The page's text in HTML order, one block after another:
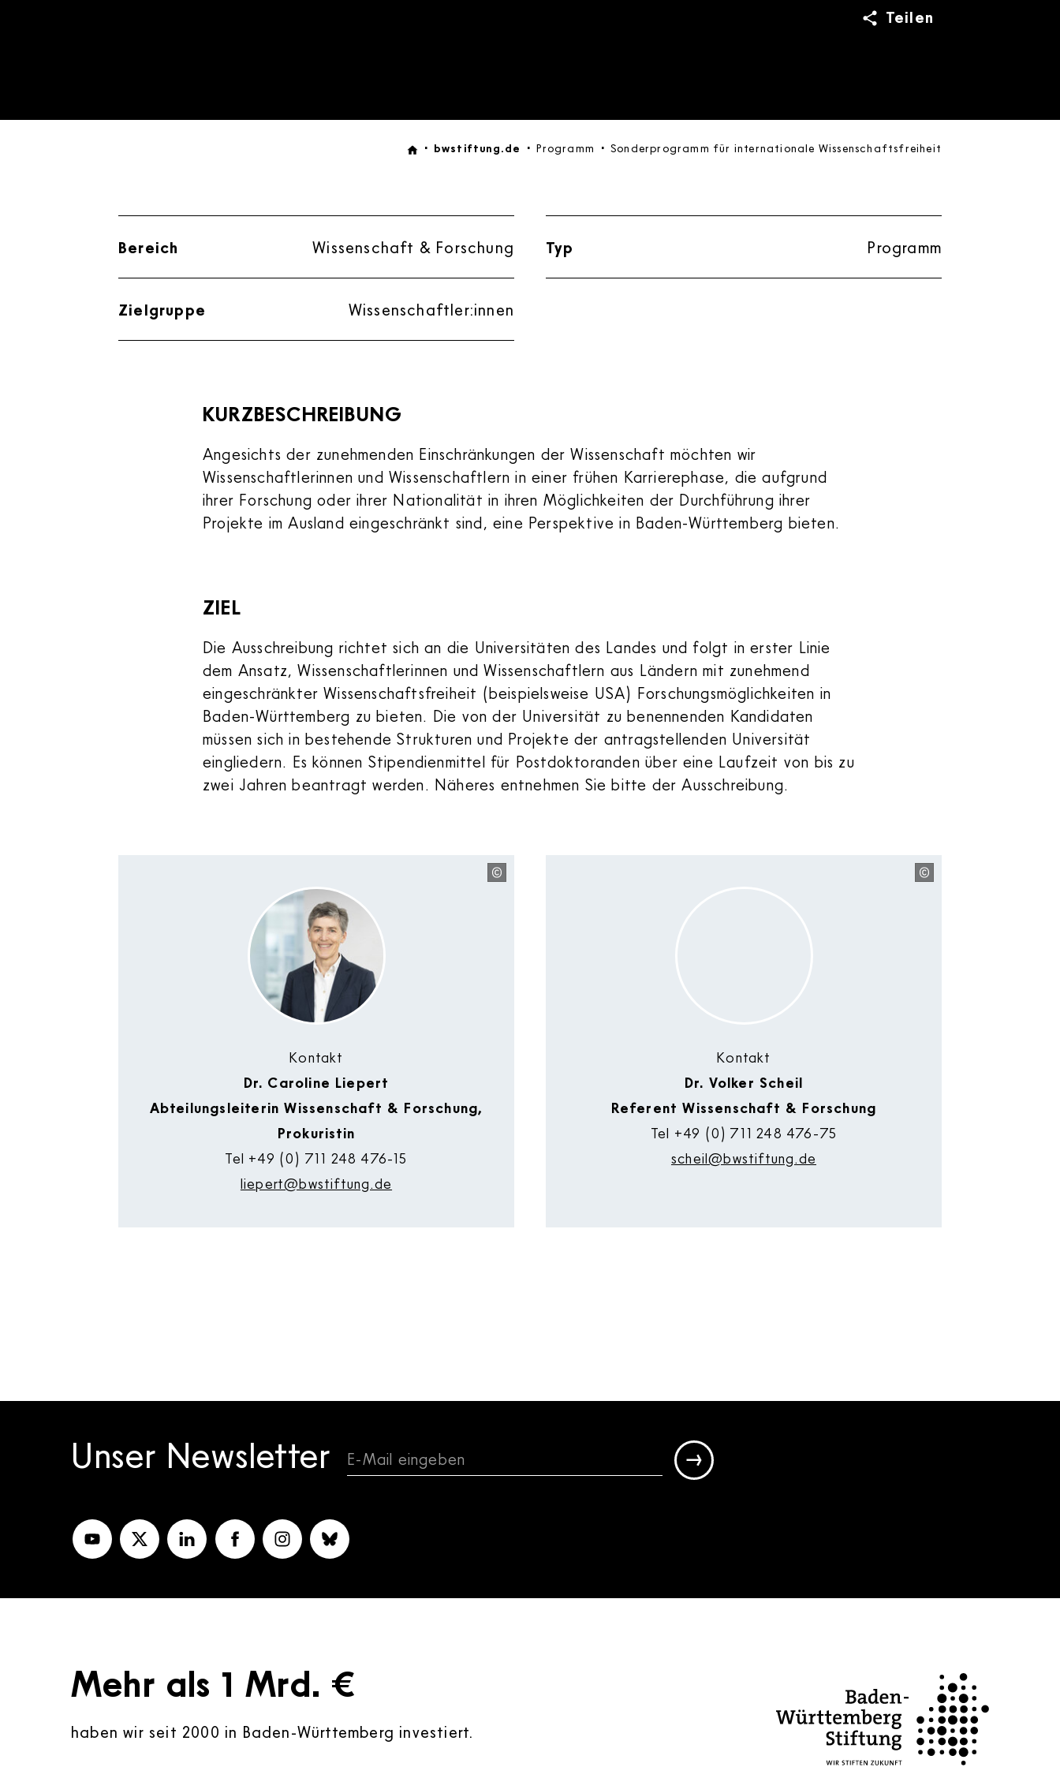
Teilen
bwstiftung.de Programm Sonderprogramm für internationale Wissenschaftsfreiheit
Bereich Wissenschaft & Forschung Typ Programm
Zielgruppe Wissenschaftler:innen
KURZBESCHREIBUNG
Angesichts der zunehmenden Einschränkungen der Wissenschaft möchten wir
Wissenschaftlerinnen und Wissenschaftlern in einer frühen Karrierephase, die aufgrund
ihrer Forschung oder ihrer Nationalität in ihren Möglichkeiten der Durchführung ihrer
Projekte im Ausland eingeschränkt sind, eine Perspektive in Baden-Württemberg bieten.
ZIEL
Die Ausschreibung richtet sich an die Universitäten des Landes und folgt in erster Linie
dem Ansatz, Wissenschaftlerinnen und Wissenschaftlern aus Ländern mit zunehmend
eingeschränkter Wissenschaftsfreiheit (beispielsweise USA) Forschungsmöglichkeiten in
Baden-Württemberg zu bieten. Die von der Universität zu benennenden Kandidaten
müssen sich in bestehende Strukturen und Projekte der antragstellenden Universität
eingliedern. Es können Stipendienmittel für Postdoktoranden über eine Laufzeit von bis zu
zwei Jahren beantragt werden. Näheres entnehmen Sie bitte der Ausschreibung.
Kontakt
Dr. Caroline Liepert
Abteilungsleiterin Wissenschaft & Forschung,
Prokuristin
Tel +49 (0) 711 248 476-15
liepert@bwstiftung.de
Kontakt
Dr. Volker Scheil
Referent Wissenschaft & Forschung
Tel +49 (0) 711 248 476-75
scheil@bwstiftung.de
Unser Newsletter
Mehr als 1 Mrd. €
haben wir seit 2000 in Baden-Württemberg investiert.